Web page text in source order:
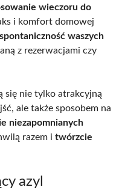
wieczoru do
i komfort domowej
spontaniczność waszych
z rezerwacjami czy
się nie tylko atrakcyjną
ale także sposobem na
niezapomnianych
razem i twórzcie
azyl